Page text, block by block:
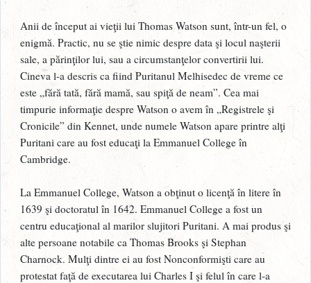
Anii de început ai vieţii lui Thomas Watson sunt, într-un fel, o
enigmă. Practic, nu se ştie nimic despre data şi locul naşterii
sale, a părinţilor lui, sau a circumstanţelor convertirii lui.
Cineva l-a descris ca fiind Puritanul Melhisedec de vreme ce
este „fără tată, fără mamă, sau spiţă de neam”. Cea mai
timpurie informaţie despre Watson o avem în „Registrele şi
Cronicile” din Kennet, unde numele Watson apare printre alţi
Puritani care au fost educaţi la Emmanuel College în
Cambridge.
La Emmanuel College, Watson a obţinut o licenţă în litere în
1639 şi doctoratul în 1642. Emmanuel College a fost un
centru educaţional al marilor slujitori Puritani. A mai produs şi
alte persoane notabile ca Thomas Brooks şi Stephan
Charnock. Mulţi dintre ei au fost Nonconformişti care au
protestat faţă de executarea lui Charles I şi felul în care l-a